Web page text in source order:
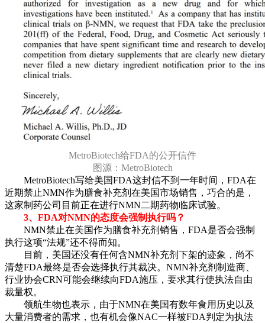
MetroBiotech给FDA的公开信件
图源：MetroBiotech
MetroBiotech写给美国FDA这封信不到一年时间，FDA在
近期禁止NMN作为膳食补充剂在美国市场销售，巧合的是，
这家制药公司目前正在进行NMN二期药物临床试验。
3、FDA对NMN的态度会强制执行吗？
NMN禁止在美国作为膳食补充剂销售，FDA是否会强制
执行这项“法规”还不得而知。
目前，美国还没有任何含NMN补充剂下架的迹象，尚不
清楚FDA最终是否会选择执行其裁决。NMN补充剂制造商、
行业协会CRN可能会继续向FDA施压，要求其行使执法自由
裁量权。
领航生物也表示，由于NMN在美国有数年食用历史以及
大量消费者的需求，也有机会像NAC一样被FDA判定为执法